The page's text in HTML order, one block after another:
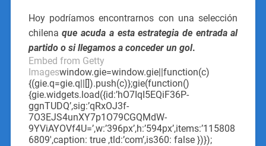
Hoy podríamos encontrarnos con una selección
chilena que acuda a esta estrategia de entrada al
partido o si llegamos a conceder un gol.
Embed from Getty
Imageswindow.gie=window.gie||function(c)
{(gie.q=gie.q||[]).push(c)};gie(function()
{gie.widgets.load({id:’hO7IqI5EQiF36P-
ggnTUDQ’,sig:’qRxOJ3f-
7O3EJS4unXY7p1O79CGQMdW-
9YViAYOVf4U=’,w:’396px’,h:’594px’,items:’115808
6809′,caption: true ,tld:’com’,is360: false })});